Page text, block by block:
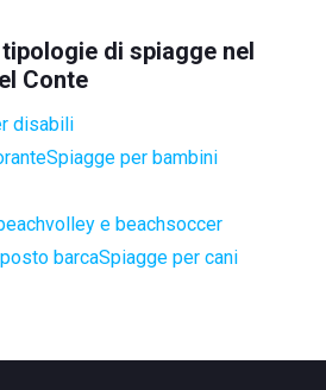
di spiagge nel
Conte
disabili
Spiagge per bambini
e beachsoccer
barcaSpiagge per cani